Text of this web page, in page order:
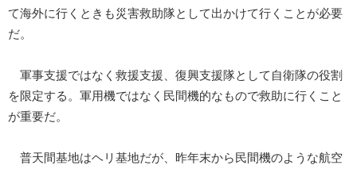
て海外に行くときも災害救助隊として出かけて行くことが必要
だ。
軍事支援ではなく救援支援、復興支援隊として自衛隊の役割
を限定する。軍用機ではなく民間機的なもので救助に行くこと
が重要だ。
普天間基地はヘリ基地だが、昨年末から民間機のような航空